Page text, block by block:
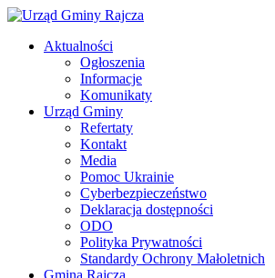
Aktualności
Ogłoszenia
Informacje
Komunikaty
Urząd Gminy
Refertaty
Kontakt
Media
Pomoc Ukrainie
Cyberbezpieczeństwo
Deklaracja dostępności
ODO
Polityka Prywatności
Standardy Ochrony Małoletnich
Gmina Rajcza